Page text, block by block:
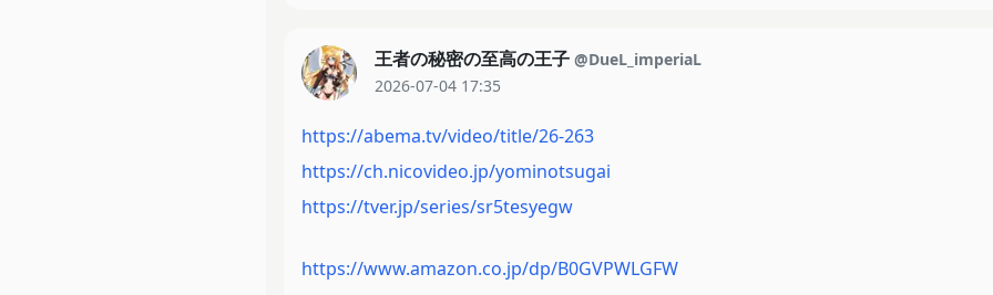
王者の秘密の至高の王子 @DueL_imperiaL
2026-07-04 17:35
https://abema.tv/video/title/26-263
https://ch.nicovideo.jp/yominotsugai
https://tver.jp/series/sr5tesyegw
https://www.amazon.co.jp/dp/B0GVPWLGFW